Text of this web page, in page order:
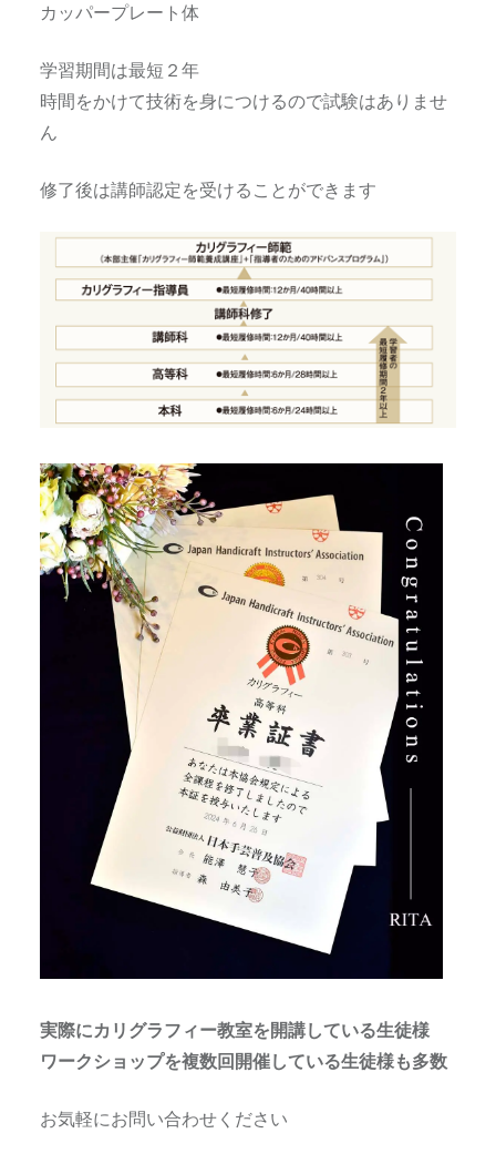
カッパープレート体
学習期間は最短２年
時間をかけて技術を身につけるので試験はありませ
ん
修了後は講師認定を受けることができます
実際にカリグラフィー教室を開講している生徒様
ワークショップを複数回開催している生徒様も多数
お気軽にお問い合わせください